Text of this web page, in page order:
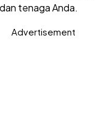
tenaga Anda.
Advertisement